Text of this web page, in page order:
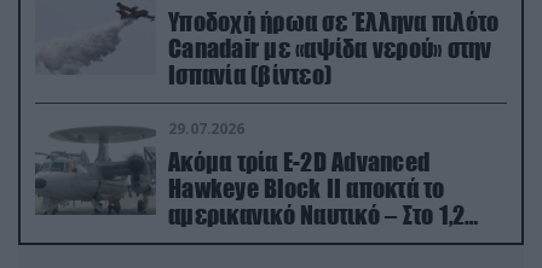
Υποδοχή ήρωα σε Έλληνα πιλότο
Canadair με «αψίδα νερού» στην
Ισπανία (βίντεο)
29.07.2026
Ακόμα τρία E-2D Advanced
Hawkeye Block II αποκτά το
αμερικανικό Ναυτικό – Στο 1,2
δισ.δολάρια το κόστος